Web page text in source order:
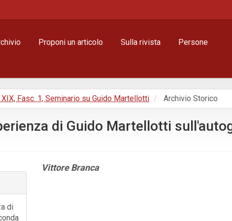
Proponi un articolo Sulla rivista Persone
Fasc. 1, Seminario su Guido Martellotti Archivio Storico
di Guido Martellotti
di
Contenuto
Vittore Branca